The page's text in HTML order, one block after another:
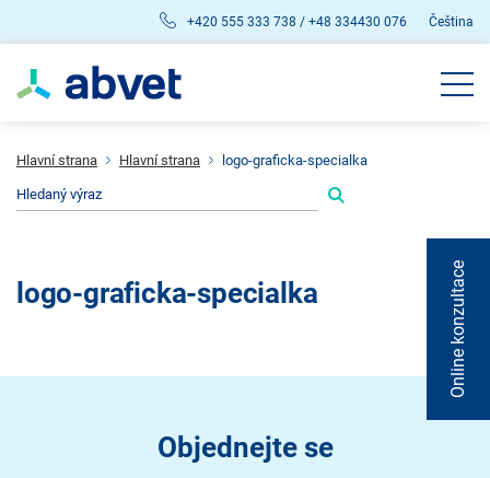
+420 555 333 738 / +48 334430 076 Čeština
Hlavní strana Hlavní strana logo-graficka-specialka
logo-graficka-specialka
Objednejte se
Online konzultace